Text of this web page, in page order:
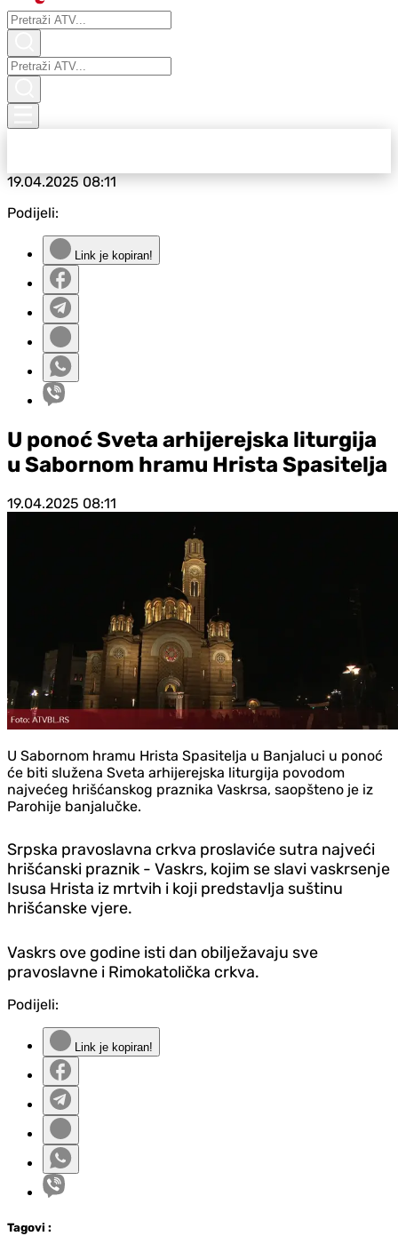
19.04.202508:11
Podijeli:
Link je kopiran!
U ponoć Sveta arhijerejska liturgija
u Sabornom hramu Hrista Spasitelja
19.04.2025 08:11
U Sabornom hramu Hrista Spasitelja u Banjaluci u ponoć
će biti služena Sveta arhijerejska liturgija povodom
najvećeg hrišćanskog praznika Vaskrsa, saopšteno je iz
Parohije banjalučke.
Srpska pravoslavna crkva proslaviće sutra najveći
hrišćanski praznik - Vaskrs, kojim se slavi vaskrsenje
Isusa Hrista iz mrtvih i koji predstavlja suštinu
hrišćanske vjere.
Vaskrs ove godine isti dan obilježavaju sve
pravoslavne i Rimokatolička crkva.
Podijeli:
Link je kopiran!
Tagovi :